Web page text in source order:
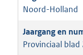
Noord-Holland
Provinciaal